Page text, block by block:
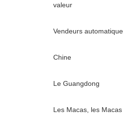
valeur
Vendeurs
Chine
Le Guangdong
Les Macas, les Macas